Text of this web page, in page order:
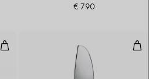
€ 790
Buttermesser in Sterlingsilber